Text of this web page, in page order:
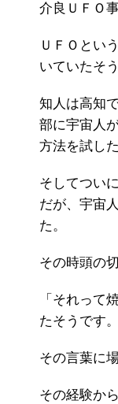
介良ＵＦＯ
ＵＦＯとい
いていたそう
知人は高知
部に宇宙人
方法を試し
そしてつい
だが、宇宙
た。
その時頭の
「それって
たそうです。
その言葉に
その経験か